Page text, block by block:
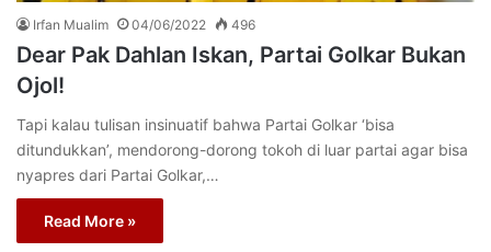
Irfan Mualim 04/06/2022 496
Dear Pak Dahlan Iskan, Partai Golkar Bukan
Ojol!
Tapi kalau tulisan insinuatif bahwa Partai Golkar ‘bisa
ditundukkan’, mendorong-dorong tokoh di luar partai agar bisa
nyapres dari Partai Golkar,…
Read More »